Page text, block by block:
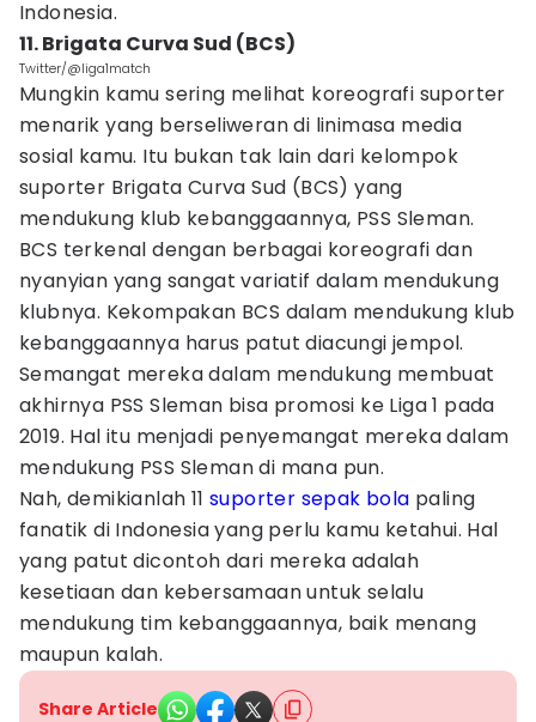
Indonesia.
11. Brigata Curva Sud (BCS)
Twitter/@liga1match
Mungkin kamu sering melihat koreografi suporter
menarik yang berseliweran di linimasa media
sosial kamu. Itu bukan tak lain dari kelompok
suporter Brigata Curva Sud (BCS) yang
mendukung klub kebanggaannya, PSS Sleman.
BCS terkenal dengan berbagai koreografi dan
nyanyian yang sangat variatif dalam mendukung
klubnya. Kekompakan BCS dalam mendukung klub
kebanggaannya harus patut diacungi jempol.
Semangat mereka dalam mendukung membuat
akhirnya PSS Sleman bisa promosi ke Liga 1 pada
2019. Hal itu menjadi penyemangat mereka dalam
mendukung PSS Sleman di mana pun.
Nah, demikianlah 11 suporter sepak bola paling
fanatik di Indonesia yang perlu kamu ketahui. Hal
yang patut dicontoh dari mereka adalah
kesetiaan dan kebersamaan untuk selalu
mendukung tim kebanggaannya, baik menang
maupun kalah.
Share Article